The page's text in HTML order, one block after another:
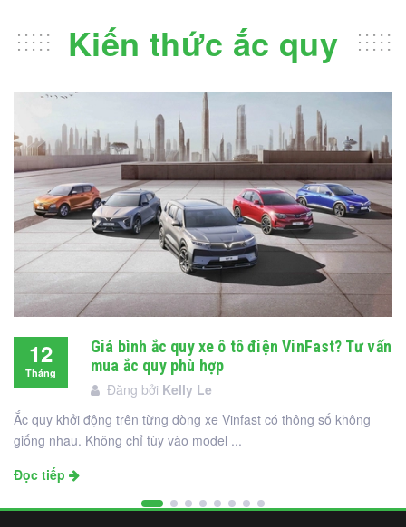
Kiến thức ắc quy
12
Tháng
Giá bình ắc quy xe ô tô điện VinFast? Tư vấn
mua ắc quy phù hợp
Đăng bởi Kelly Le
Ắc quy khởi động trên từng dòng xe Vinfast có thông số không
giống nhau. Không chỉ tùy vào model ...
Đọc tiếp